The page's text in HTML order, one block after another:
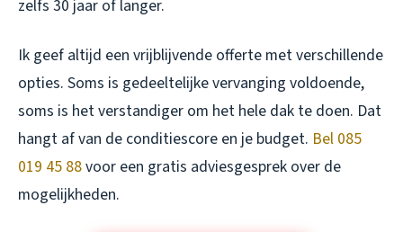
zelfs 30 jaar of langer.
Ik geef altijd een vrijblijvende offerte met verschillende
opties. Soms is gedeeltelijke vervanging voldoende,
soms is het verstandiger om het hele dak te doen. Dat
hangt af van de conditiescore en je budget. Bel 085
019 45 88voor een gratis adviesgesprek over de
mogelijkheden.